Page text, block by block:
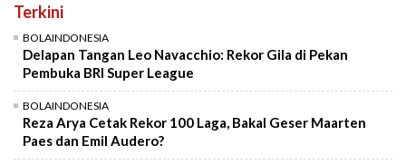
Terkini
BOLAINDONESIA
Delapan Tangan Leo Navacchio: Rekor Gila di Pekan
Pembuka BRI Super League
BOLAINDONESIA
Reza Arya Cetak Rekor 100 Laga, Bakal Geser Maarten
Paes dan Emil Audero?